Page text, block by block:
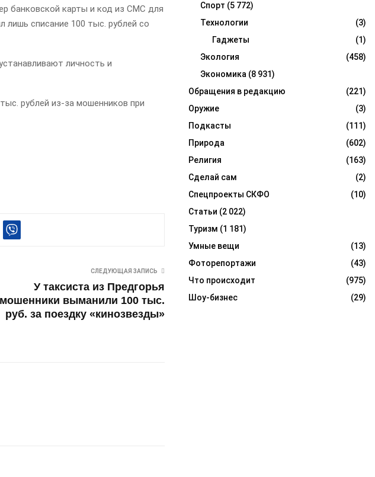
банковской карты и код из СМС для
лишь списание 100 тыс. рублей со
личность и
рублей из-за мошенников при
СЛЕДУЮЩАЯ ЗАПИСЬ
У таксиста из Предгорья
мошенники выманили 100 тыс.
руб. за поездку «кинозвезды»
Спорт (5 772)
Технологии
(3)
Гаджеты
(1)
Экология
(458)
Экономика (8 931)
Обращения в редакцию
(221)
Оружие
(3)
Подкасты
(111)
Природа
(602)
Религия
(163)
Сделай сам
(2)
Спецпроекты СКФО
(10)
Статьи (2 022)
Туризм (1 181)
Умные вещи
(13)
Фоторепортажи
(43)
Что происходит
(975)
Шоу-бизнес
(29)